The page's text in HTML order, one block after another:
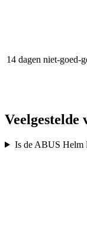
14 dagen niet-goed-
Veelgestelde
Is de ABUS Helm